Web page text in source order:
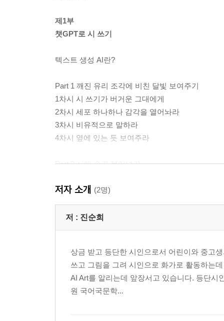
제1부
챗GPT로 시 쓰기
텍스트 생성 AI란?
Part 1 깨진 유리 조각에 비친 달빛 보여주기
1차시 시 쓰기가 버거운 그대에게
2차시 세포 하나하나 감각을 열어놔라
3차시 비유적으로 말하라
4차시 옆에 있는 듯 보여주라
Part 2 시에 숨결 불어넣기
6차시 인상을 분명하게 - 비유하기
7차시 강하고 절실하게 - 강조하기
8차시 단조로움과 지루함은 가라 - 변화 주기
9 차시 풍경, 사람에 관한 시 쓰기
10 차시 사물, 공간에 대한 시 쓰기
11 차시 날씨, 음식에 대해 시 쓰기
12 차시 산문시 쓰기
저자 소개 (2명)
저 : 진순희
상금 받고 등단한 시인으로서 어린이와 중고
쓰고 그림을 그려 시인으로 화가로 활동하는
AI Art를 알리는데 앞장서고 있습니다. 등단시
원 국어국문학...